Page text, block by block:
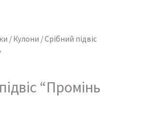
/ Кулони / Срібний підвіс
“Промінь